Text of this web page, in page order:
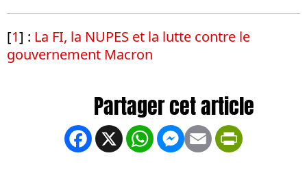
[1] : La FI, la NUPES et la lutte contre le
gouvernement Macron
Facebook
X WhatsApp
Messenger
Email